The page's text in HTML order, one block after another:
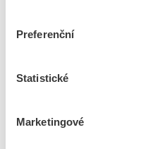
Preferenční
Statistické
Marketingové
ks